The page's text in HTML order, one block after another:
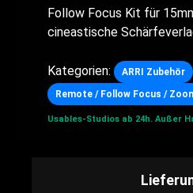
Follow Focus Kit für
cineastische
Kategorien: ARRI Zubehör
Remote / Follow Focus /
Usables-Studios ab 24h. Außer